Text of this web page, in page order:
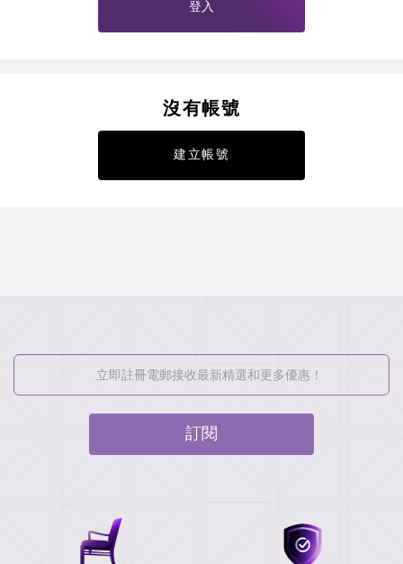
登入
沒有帳號
建立帳號
訂閱